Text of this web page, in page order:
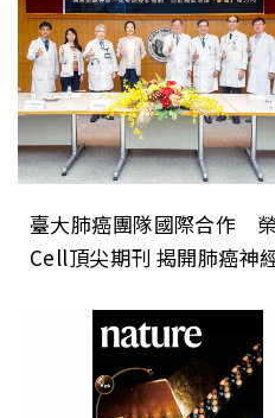
臺大肺癌團隊國際合作
Cell頂尖期刊 揭開肺癌神
電」新方向